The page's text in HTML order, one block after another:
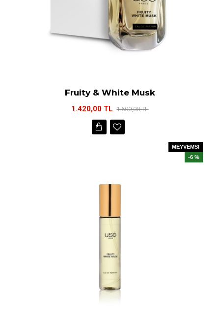
Fruity & White Musk
1.420,00 TL 1.600,00 TL
MEYVEMSİ
-6 %